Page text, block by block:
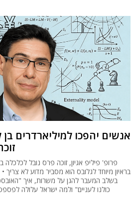
בשלב המעבר להגן על משרות, איך
כולנו לעניים" ולמה ישראל עלולה